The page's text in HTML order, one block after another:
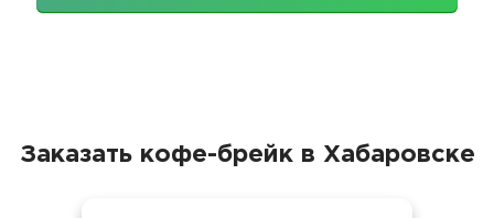
Заказать кофе-брейк в Хабаровске